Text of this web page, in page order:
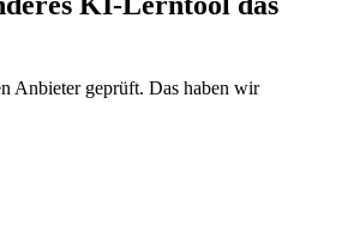
Anbieter geprüft. Das haben wir